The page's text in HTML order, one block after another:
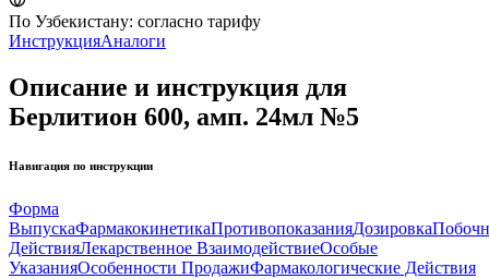
По Узбекистану: согласно тарифу
ИнструкцияАналоги
Описание и инструкция для
Берлитион 600, амп. 24мл №5
Навигация по инструкции
Форма
ВыпускаФармакокинетикаПротивопоказанияДозировка
ДействияЛекарственное ВзаимодействиеОсобые
УказанияОсобенности ПродажиФармакологические Действия